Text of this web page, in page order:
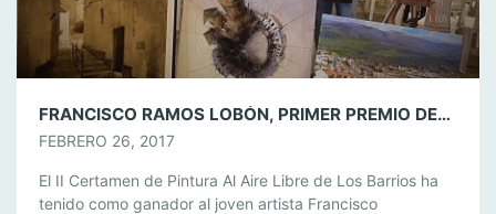
FRANCISCO RAMOS LOBÓN, PRIMER PREMIO DEL II CERTAMEN DE PINTURA AL AIRE LIBRE
FEBRERO 26, 2017
El II Certamen de Pintura Al Aire Libre de Los Barrios ha
tenido como ganador al joven artista Francisco